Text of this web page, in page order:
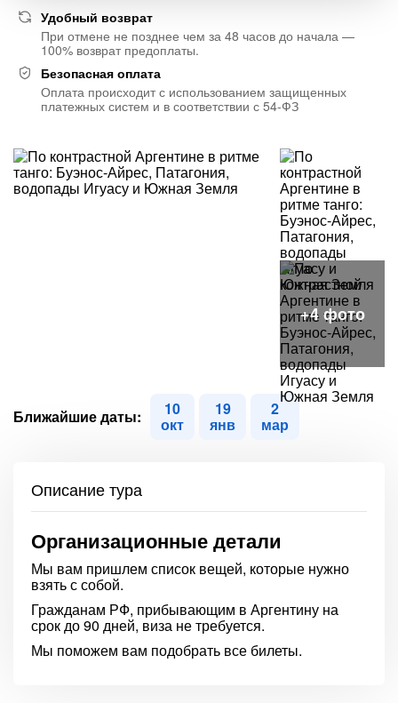
Удобный возврат
При отмене не позднее чем за 48 часов до начала —
100% возврат предоплаты.
Безопасная оплата
Оплата происходит с использованием защищенных
платежных систем и в соответствии с 54-ФЗ
Ближайшие даты: 10
окт
19
янв
2
мар
Описание тура
Организационные детали
Мы вам пришлем список вещей, которые нужно
взять с собой.
Гражданам РФ, прибывающим в Аргентину на
срок до 90 дней, виза не требуется.
Мы поможем вам подобрать все билеты.